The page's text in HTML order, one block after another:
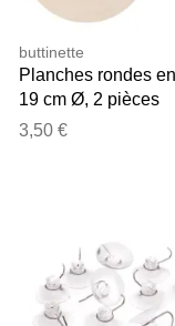
buttinette
Planches rondes
19 cm Ø, 2 pièces
3,50 €